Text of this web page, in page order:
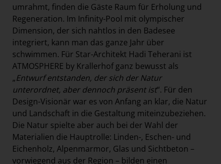
umrahmt, finden die Gäste Raum für Erholung und
Regeneration. Im Infinity-Pool mit olympischer
Dimension, der sich nahtlos in den Badesee
integriert, kann man das ganze Jahr über
schwimmen. Für Star-Architekt Hadi Teherani ist
ATMOSPHERE by Krallerhof ganz bewusst als
„Entwurf entstanden, der sich der Natur
unterordnet, aber dennoch präsent ist“. Für den
Design-Visionär war es von Anfang an klar, die Natur
und Landschaft in die Gestaltung miteinzubeziehen.
Die Natur spielte aber auch bei der Wahl der
Materialien die Hauptrolle: Linden-, Eschen- und
Eichenholz, Alpenmarmor, Glas und Sichtbeton –
vorwiegend aus der Region – bilden einen